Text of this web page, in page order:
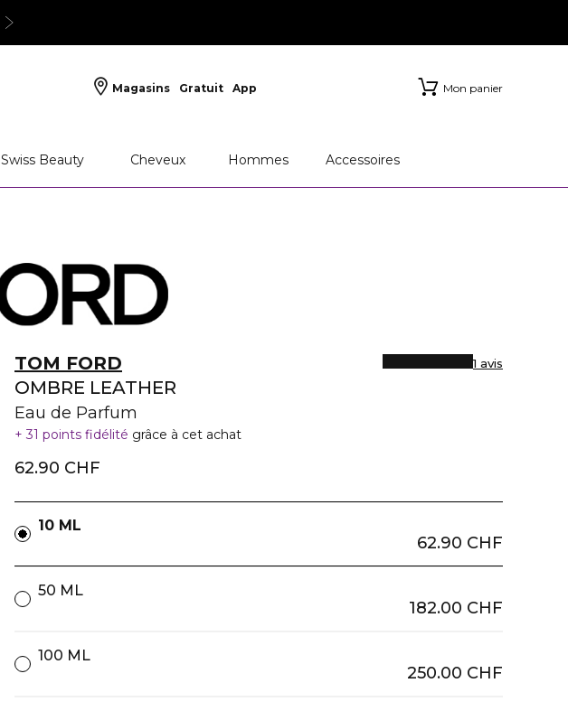
Magasins Gratuit App Mon panier
Swiss Beauty Cheveux Hommes Accessoires
TOM FORD
OMBRE LEATHER
Eau de Parfum
1 avis
31 points fidélité grâce à cet achat
62.90 CHF
10 ML
62.90 CHF
50 ML
182.00 CHF
100 ML
250.00 CHF